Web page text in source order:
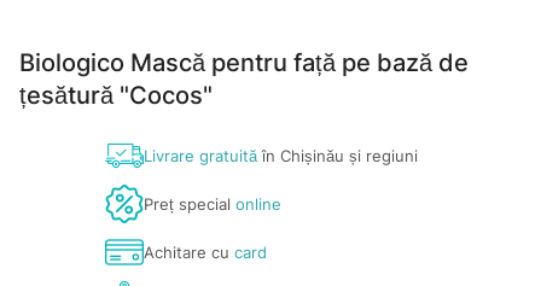
Biologico Mască pentru față pe bază de
țesătură "Cocos"
Livrare gratuităîn Chișinău și regiuni
Preț special online
Achitare cu card